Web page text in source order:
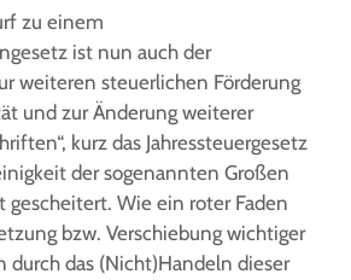
zu einem
ist nun auch der
weiteren steuerlichen Förderung
und zur Änderung weiterer
kurz das Jahressteuergesetz
der sogenannten Großen
gescheitert. Wie ein roter Faden
bzw. Verschiebung wichtiger
durch das (Nicht)Handeln dieser